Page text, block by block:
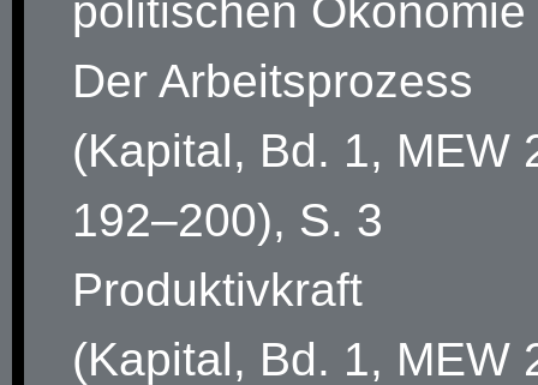
politischen Ökonomie
Der Arbeitsprozess
(Kapital, Bd. 1, MEW
192–200), S. 3
Produktivkraft
(Kapital, Bd. 1, MEW